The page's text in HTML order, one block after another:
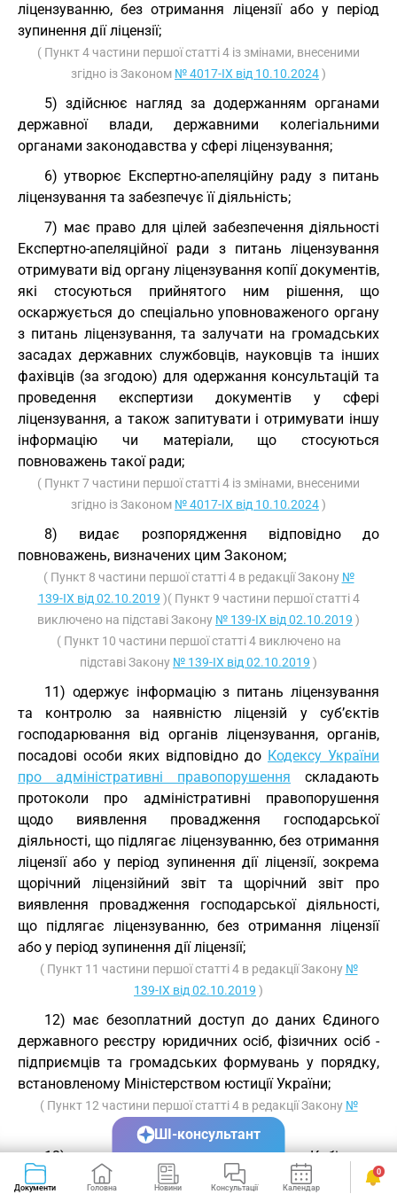
ліцензуванню, без отримання ліцензії або у період
зупинення дії ліцензії;
( Пункт 4 частини першої статті 4 із змінами, внесеними
згідно із Законом № 4017-IX від 10.10.2024)
5) здійснює нагляд за додержанням органами
державної влади, державними колегіальними
органами законодавства у сфері ліцензування;
6) утворює Експертно-апеляційну раду з питань
ліцензування та забезпечує її діяльність;
7) має право для цілей забезпечення діяльності
Експертно-апеляційної ради з питань ліцензування
отримувати від органу ліцензування копії документів,
які стосуються прийнятого ним рішення, що
оскаржується до спеціально уповноваженого органу
з питань ліцензування, та залучати на громадських
засадах державних службовців, науковців та інших
фахівців (за згодою) для одержання консультацій та
проведення експертизи документів у сфері
ліцензування, а також запитувати і отримувати іншу
інформацію чи матеріали, що стосуються
повноважень такої ради;
( Пункт 7 частини першої статті 4 із змінами, внесеними
згідно із Законом № 4017-IX від 10.10.2024)
8) видає розпорядження відповідно до
повноважень, визначених цим Законом;
( Пункт 8 частини першої статті 4 в редакції Закону №
139-IX від 02.10.2019 )( Пункт 9 частини першої статті 4
виключено на підставі Закону № 139-IX від 02.10.2019 )
( Пункт 10 частини першої статті 4 виключено на
підставі Закону № 139-IX від 02.10.2019 )
11) одержує інформацію з питань ліцензування
та контролю за наявністю ліцензій у суб’єктів
господарювання від органів ліцензування, органів,
посадові особи яких відповідно до Кодексу України
про адміністративні правопорушення складають
протоколи про адміністративні правопорушення
щодо виявлення провадження господарської
діяльності, що підлягає ліцензуванню, без отримання
ліцензії або у період зупинення дії ліцензії, зокрема
щорічний ліцензійний звіт та щорічний звіт про
виявлення провадження господарської діяльності,
що підлягає ліцензуванню, без отримання ліцензії
або у період зупинення дії ліцензії;
( Пункт 11 частини першої статті 4 в редакції Закону №
139-IX від 02.10.2019 )
12) має безоплатний доступ до даних Єдиного
державного реєстру юридичних осіб, фізичних осіб -
підприємців та громадських формувань у порядку,
встановленому Міністерством юстиції України;
( Пункт 12 частини першої статті 4 в редакції Закону №
835-VIII від 26.11.2015
13) веде упорядку, визначеному Кабінетом
Міністрів України, Реєстр розгляду скарг здобувачів
Документи Головна Новини Консультації Календар Сервіси
0
ШІ-консультант